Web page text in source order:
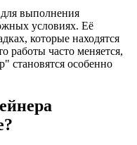
выполнения
условиях. Её
которые находятся
работы часто меняется,
становятся особенно